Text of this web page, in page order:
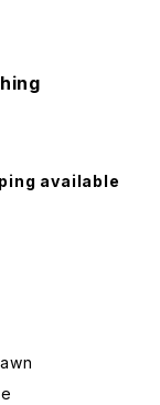
available